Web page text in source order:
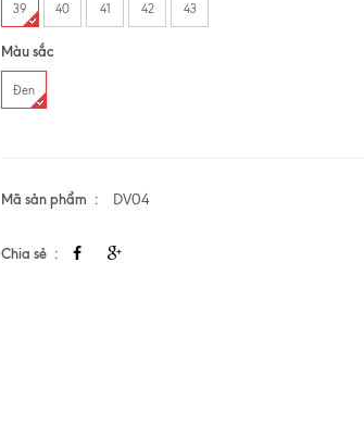
39 40 41 42 43
Màu sắc
Đen
Mã sản phẩm DV04
Chia sẻ